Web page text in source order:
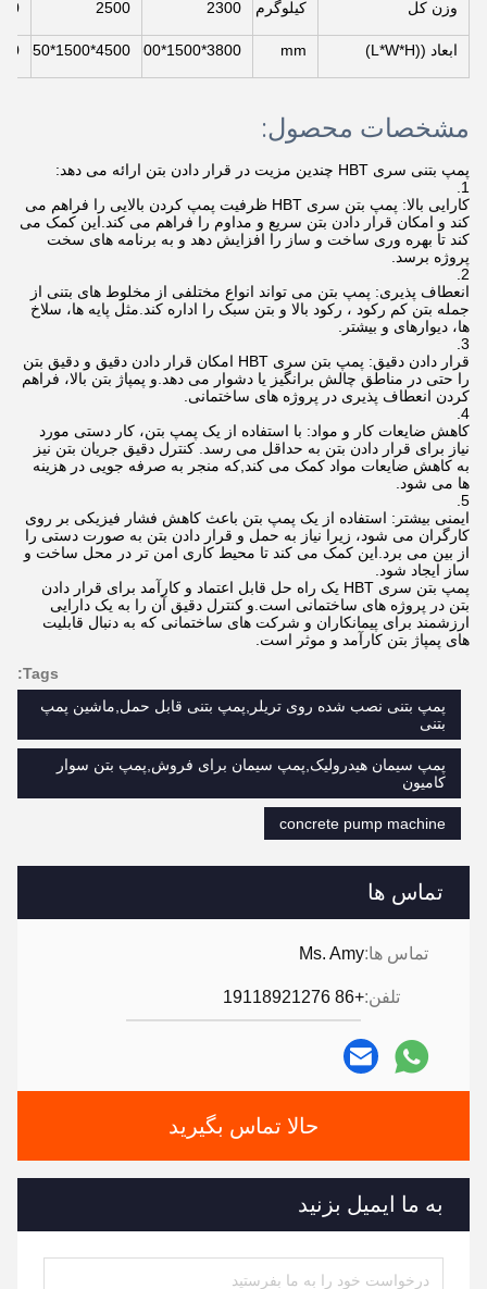
تماس ها
تماس ها:Ms. Amy
تلفن:+86 19118921276
حالا تماس بگیرید
به ما ایمیل بزنید
وزن کل کیلوگرم 2300
2500
ابعاد ((L*W*H) mm
3800*1500*1600
4500*1500*1650
مشخصات محصول:
پمپ بتنی سری HBT چندین مزیت در قرار دادن بتن ارائه می دهد:
کارایی بالا: پمپ بتن سری HBT ظرفیت پمپ کردن بالایی را فراهم می
کند و امکان قرار دادن بتن سریع و مداوم را فراهم می کند.این کمک می
کند تا بهره وری ساخت و ساز را افزایش دهد و به برنامه های سخت
پروژه برسد.
انعطاف پذیری: پمپ بتن می تواند انواع مختلفی از مخلوط های بتنی از
جمله بتن کم رکود ، رکود بالا و بتن سبک را اداره کند.مثل پایه ها، سلاخ
ها، دیوارهای و بیشتر.
قرار دادن دقیق: پمپ بتن سری HBT امکان قرار دادن دقیق و دقیق بتن
را حتی در مناطق چالش برانگیز یا دشوار می دهد.و پمپاژ بتن بالا، فراهم
کردن انعطاف پذیری در پروژه های ساختمانی.
کاهش ضایعات کار و مواد: با استفاده از یک پمپ بتن، کار دستی مورد
نیاز برای قرار دادن بتن به حداقل می رسد. کنترل دقیق جریان بتن نیز
به کاهش ضایعات مواد کمک می کند,که منجر به صرفه جویی در هزینه
ها می شود.
ایمنی بیشتر: استفاده از یک پمپ بتن باعث کاهش فشار فیزیکی بر روی
کارگران می شود، زیرا نیاز به حمل و قرار دادن بتن به صورت دستی را
از بین می برد.این کمک می کند تا محیط کاری امن تر در محل ساخت و
ساز ایجاد شود.
پمپ بتن سری HBT یک راه حل قابل اعتماد و کارآمد برای قرار دادن
بتن در پروژه های ساختمانی است.و کنترل دقیق آن را به یک دارایی
ارزشمند برای پیمانکاران و شرکت های ساختمانی که به دنبال قابلیت
های پمپاژ بتن کارآمد و موثر است.
Tags:
پمپ بتنی نصب شده روی تریلر,پمپ بتنی قابل حمل,ماشین پمپ
بتنی
پمپ سیمان هیدرولیک,پمپ سیمان برای فروش,پمپ بتن سوار
کامیون
concrete pump machine